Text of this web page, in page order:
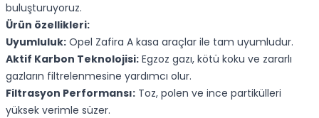
buluşturuyoruz.
Ürün özellikleri:
Uyumluluk: Opel Zafira A kasa araçlar ile tam uyumludur.
Aktif Karbon Teknolojisi: Egzoz gazı, kötü koku ve zararlı
gazların filtrelenmesine yardımcı olur.
Filtrasyon Performansı: Toz, polen ve ince partikülleri
yüksek verimle süzer.